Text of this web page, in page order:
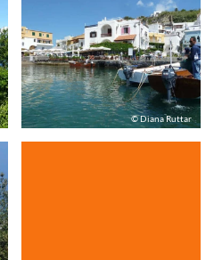
© Diana Ruttar